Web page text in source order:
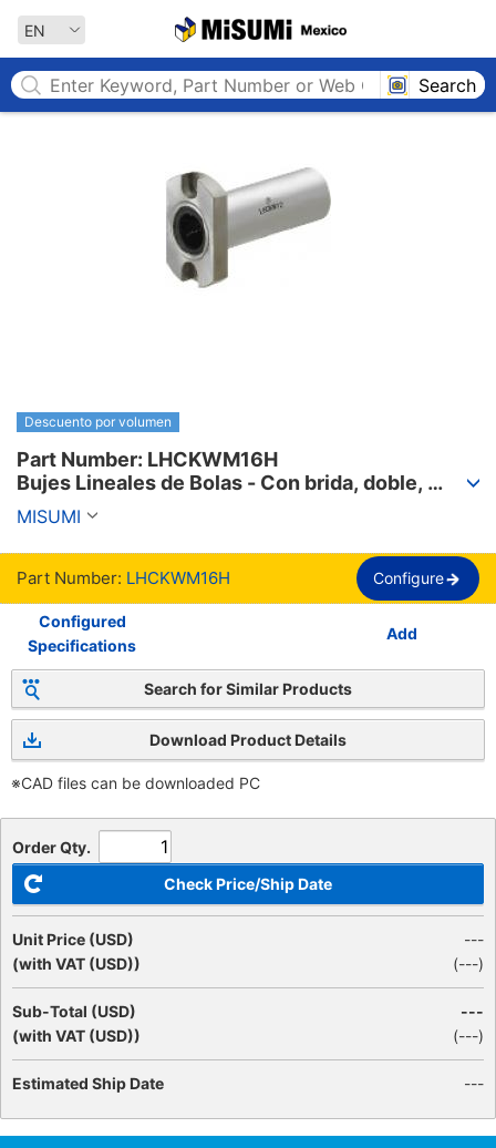
EN
Search
Descuento por volumen
Part Number: LHCKWM16H
Bujes Lineales de Bolas - Con brida, doble,
compacto.
MISUMI
Part Number: LHCKWM16H Configure
Configured
Specifications
Add
Search for Similar Products
Download Product Details
※CAD files can be downloaded PC
Order Qty.
Check Price/Ship Date
Unit Price (USD)
(with VAT (USD))
---
(---)
Sub-Total (USD)
(with VAT (USD))
---
(---)
Estimated Ship Date ---